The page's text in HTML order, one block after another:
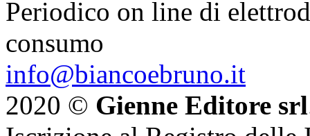
Periodico on line di
consumo
info@biancoebruno.it
2020 © Gienne Editore srl